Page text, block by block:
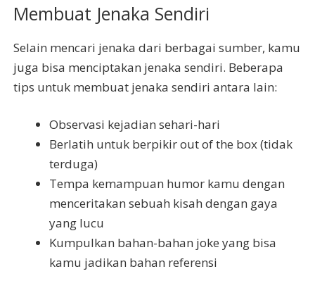
Membuat Jenaka Sendiri
Selain mencari jenaka dari berbagai sumber, kamu
juga bisa menciptakan jenaka sendiri. Beberapa
tips untuk membuat jenaka sendiri antara lain:
Observasi kejadian sehari-hari
Berlatih untuk berpikir out of the box (tidak
terduga)
Tempa kemampuan humor kamu dengan
menceritakan sebuah kisah dengan gaya
yang lucu
Kumpulkan bahan-bahan joke yang bisa
kamu jadikan bahan referensi